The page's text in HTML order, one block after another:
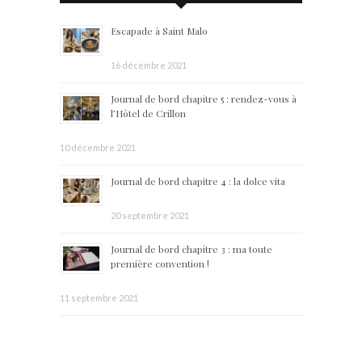
Escapade à Saint Malo
16 décembre 2021
Journal de bord chapitre 5 : rendez-vous à
l’Hôtel de Crillon
10 décembre 2021
Journal de bord chapitre 4 : la dolce vita
20 septembre 2021
Journal de bord chapitre 3 : ma toute
première convention !
11 septembre 2021